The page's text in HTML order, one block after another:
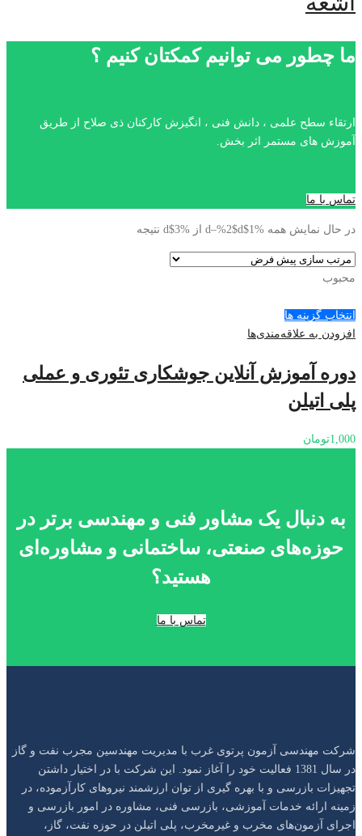
ما چطور می توانیم کمکتان کنیم ؟
ارتقاء سطح علمی ، دانش فنی ، انگیزش کارکنان ذی صلاح از طریق
آموزش های مستمر اثر بخش.
تماس با ما
در حال نمایش همه %1$d–%2$d از %3$d نتیجه
محبوب
انتخاب گزینه ها
افزودن به علاقه‌مندی‌ها
دوره آموزش آنلاین جوشکاری تئوری و عملی
پلی اتیلن
1,000تومان
به دنبال یک مشاور فنی و مهندسی برتر در
حوزه‌های صنعتی، ساختمانی و مشاوره‌ای
هستید؟
تماس با ما
شرکت مهندسی آزمون پرتو‌ی غرب با مدیریت مهندسین مجرب نفت و گاز
در سال 1381 فعالیت خود را آغاز نمود. این شرکت با در اختیار داشتن
تجهیزات بازرسی و با بهره گیری از توان ارزشمند نیروهای کار‌آزموده، در
زمینه ارائه خدمات آموزشی، بازرسی فنی، مشاوره در امور بازرسی و
اجرای آزمون‌های مخرب و غیر‌مخرب، پلی اتیلن در حوزه نفت، گاز،